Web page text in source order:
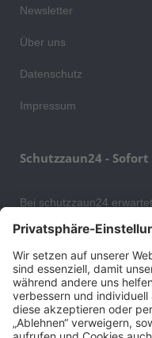
Newsletter
Über uns
Datenschutz
Impressum
Schutzzaun24 -
Bei schutzzaun24
Schutzgittern,
auch Ihr Wohngebäude
können. An unserem
Sortiment von
versandbereit sind.